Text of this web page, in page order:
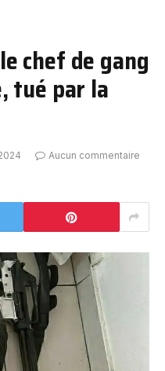
chef de gang
tué par la
Aucun commentaire